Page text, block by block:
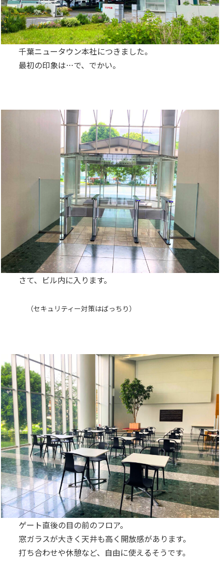
千葉ニュータウン本社につきました。
最初の印象は…で、でかい。
さて、ビル内に入ります。
（セキュリティー対策はばっちり）
ゲート直後の目の前のフロア。
窓ガラスが大きく天井も高く開放感があります。
打ち合わせや休憩など、自由に使えるそうです。